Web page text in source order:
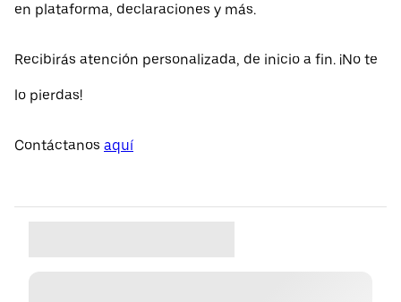
en plataforma, declaraciones y más.
Recibirás atención personalizada, de inicio a fin. ¡No te
lo pierdas!
Contáctanos aquí